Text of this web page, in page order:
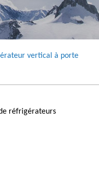
vertical à porte
réfrigérateurs